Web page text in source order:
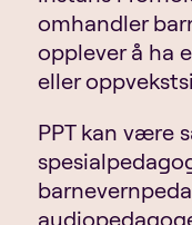
omhandler
opplever å ha
eller
PPT kan være